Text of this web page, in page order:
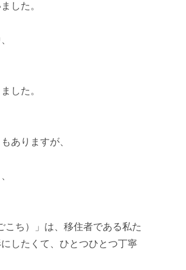
した。
した。
ありますが、
ち）」は、移住者である私た
したくて、ひとつひとつ丁寧